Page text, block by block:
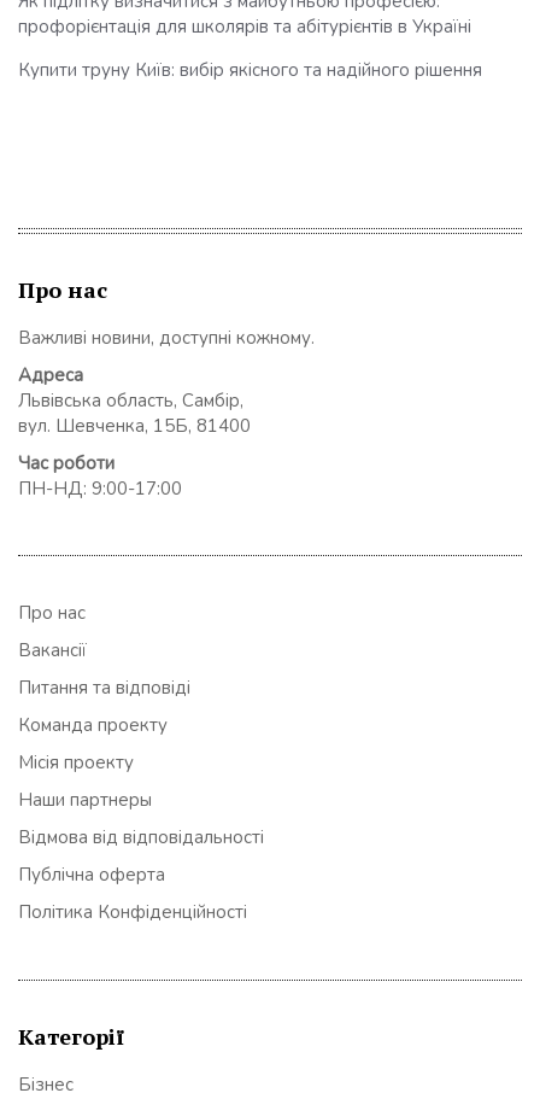
профорієнтація для школярів та абітурієнтів в Україні
Купити труну Київ: вибір якісного та надійного рішення
Про нас
Важливі новини, доступні кожному.
Адреса
Львівська область, Самбір,
вул. Шевченка, 15Б, 81400
Час роботи
ПН-НД: 9:00-17:00
Про нас
Вакансії
Питання та відповіді
Команда проекту
Місія проекту
Наши партнеры
Відмова від відповідальності
Публічна оферта
Політика Конфіденційності
Категорії
Бізнес